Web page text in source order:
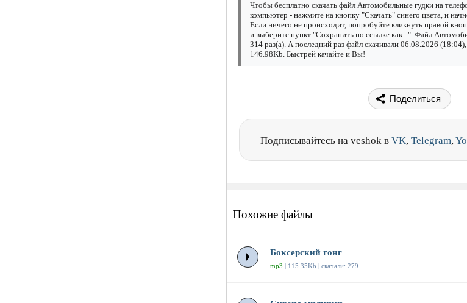
Чтобы бесплатно скачать файл Автомобильные гудки на
компьютер - нажмите на кнопку "Скачать" синего цвета, и
Если ничего не происходит, попробуйте кликнуть правой
и выберите пункт "Сохранить по ссылке как...". Файл
314 раз(а). А последний раз файл скачивали 06.08.2026
146.98Kb. Быстрей качайте и Вы!
Поделиться
Подписывайтесь на veshok в VK, Telegram,
Похожие файлы
Боксерский гонг
mp3 | 115.35Kb | скачали: 279